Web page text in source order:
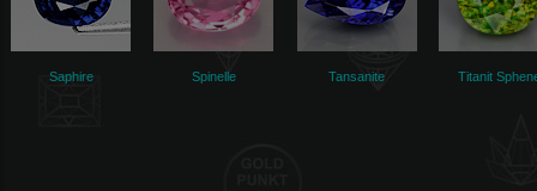
Saphire Spinelle Tansanite Titanit